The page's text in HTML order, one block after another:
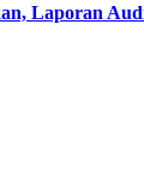
Laporan